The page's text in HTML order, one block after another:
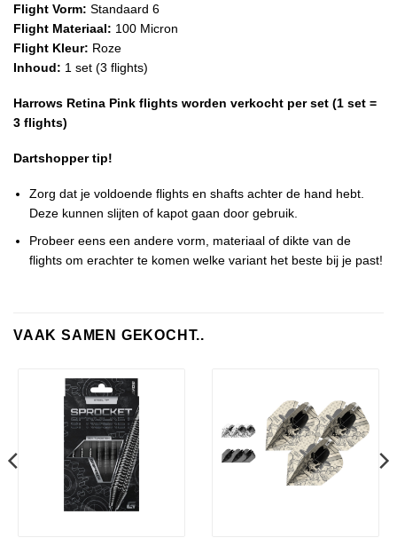
Flight Vorm: Standaard 6
Flight Materiaal: 100 Micron
Flight Kleur: Roze
Inhoud: 1 set (3 flights)
Harrows Retina Pink flights worden verkocht per set (1 set =
3 flights)
Dartshopper tip!
Zorg dat je voldoende flights en shafts achter de hand hebt.
Deze kunnen slijten of kapot gaan door gebruik.
Probeer eens een andere vorm, materiaal of dikte van de
flights om erachter te komen welke variant het beste bij je past!
VAAK SAMEN GEKOCHT..